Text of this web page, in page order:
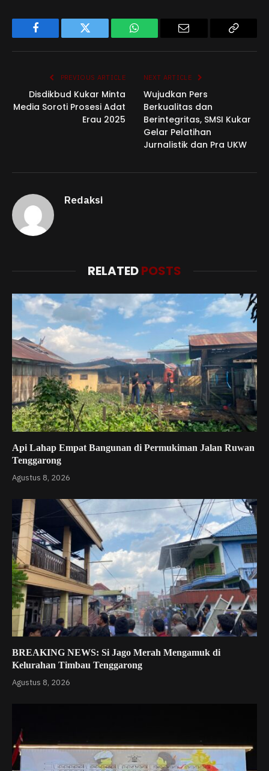
Facebook Twitter WhatsApp
PREVIOUS ARTICLE
Disdikbud Kukar Minta
Media Soroti Prosesi Adat
Erau 2025
NEXT ARTICLE
Wujudkan Pers
Berkualitas dan
Berintegritas, SMSI Kukar
Gelar Pelatihan
Jurnalistik dan Pra UKW
Redaksi
RELATEDPOSTS
Api Lahap Empat Bangunan di Permukiman Jalan Ruwan
Tenggarong
Agustus 8, 2026
BREAKING NEWS: Si Jago Merah Mengamuk di
Kelurahan Timbau Tenggarong
Agustus 8, 2026